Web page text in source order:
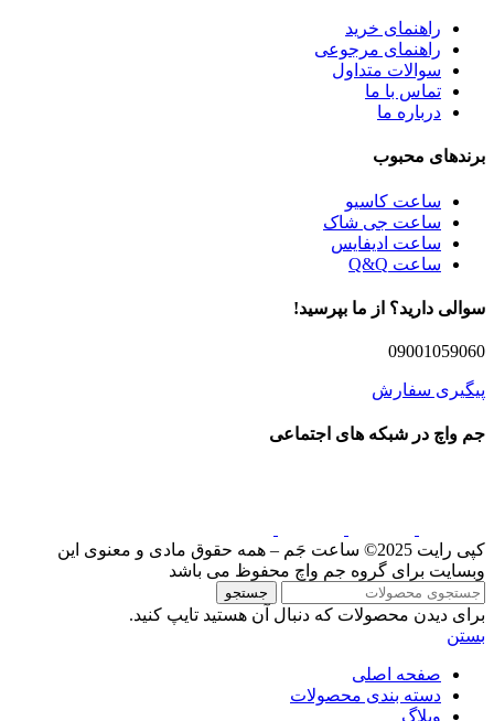
راهنمای خرید
راهنمای مرجوعی
سوالات متداول
تماس با ما
درباره ما
برندهای محبوب
ساعت کاسیو
ساعت جی شاک
ساعت ادیفایس
ساعت Q&Q
سوالی دارید؟ از ما بپرسید!
09001059060
پیگیری سفارش
جم واچ در شبکه های اجتماعی
کپی رایت 2025© ساعت جَم – همه حقوق مادی و معنوی این
وبسایت برای گروه جم واچ محفوظ می باشد
جستجو
برای دیدن محصولات که دنبال آن هستید تایپ کنید.
بستن
صفحه اصلی
دسته بندی محصولات
وبلاگ